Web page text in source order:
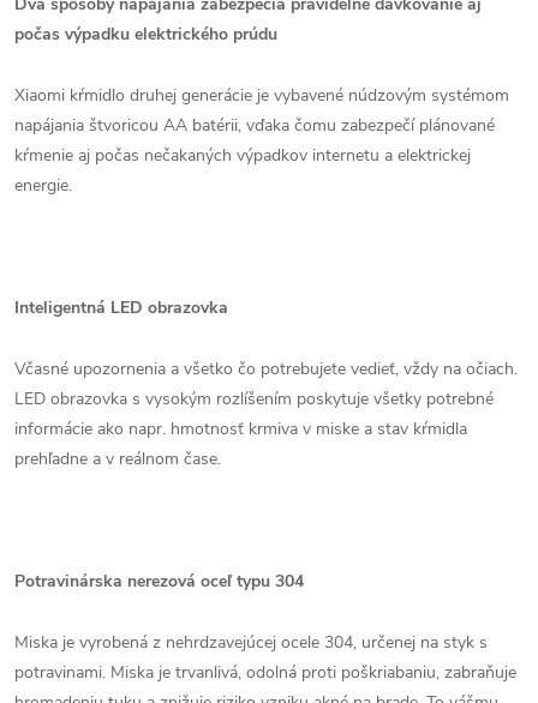
počas výpadku elektrického prúdu
Xiaomi kŕmidlo druhej generácie je vybavené núdzovým systémom
napájania štvoricou AA batérii, vďaka čomu zabezpečí plánované
kŕmenie aj počas nečakaných výpadkov internetu a elektrickej
energie.
Inteligentná LED obrazovka
Včasné upozornenia a všetko čo potrebujete vedieť, vždy na očiach.
LED obrazovka s vysokým rozlíšením poskytuje všetky potrebné
informácie ako napr. hmotnosť krmiva v miske a stav kŕmidla
prehľadne a v reálnom čase.
Potravinárska nerezová oceľ typu 304
Miska je vyrobená z nehrdzavejúcej ocele 304, určenej na styk s
potravinami. Miska je trvanlivá, odolná proti poškriabaniu, zabraňuje